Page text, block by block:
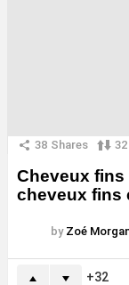
38 Shares 32
Cheveux fins
cheveux fins
by Zoé
32